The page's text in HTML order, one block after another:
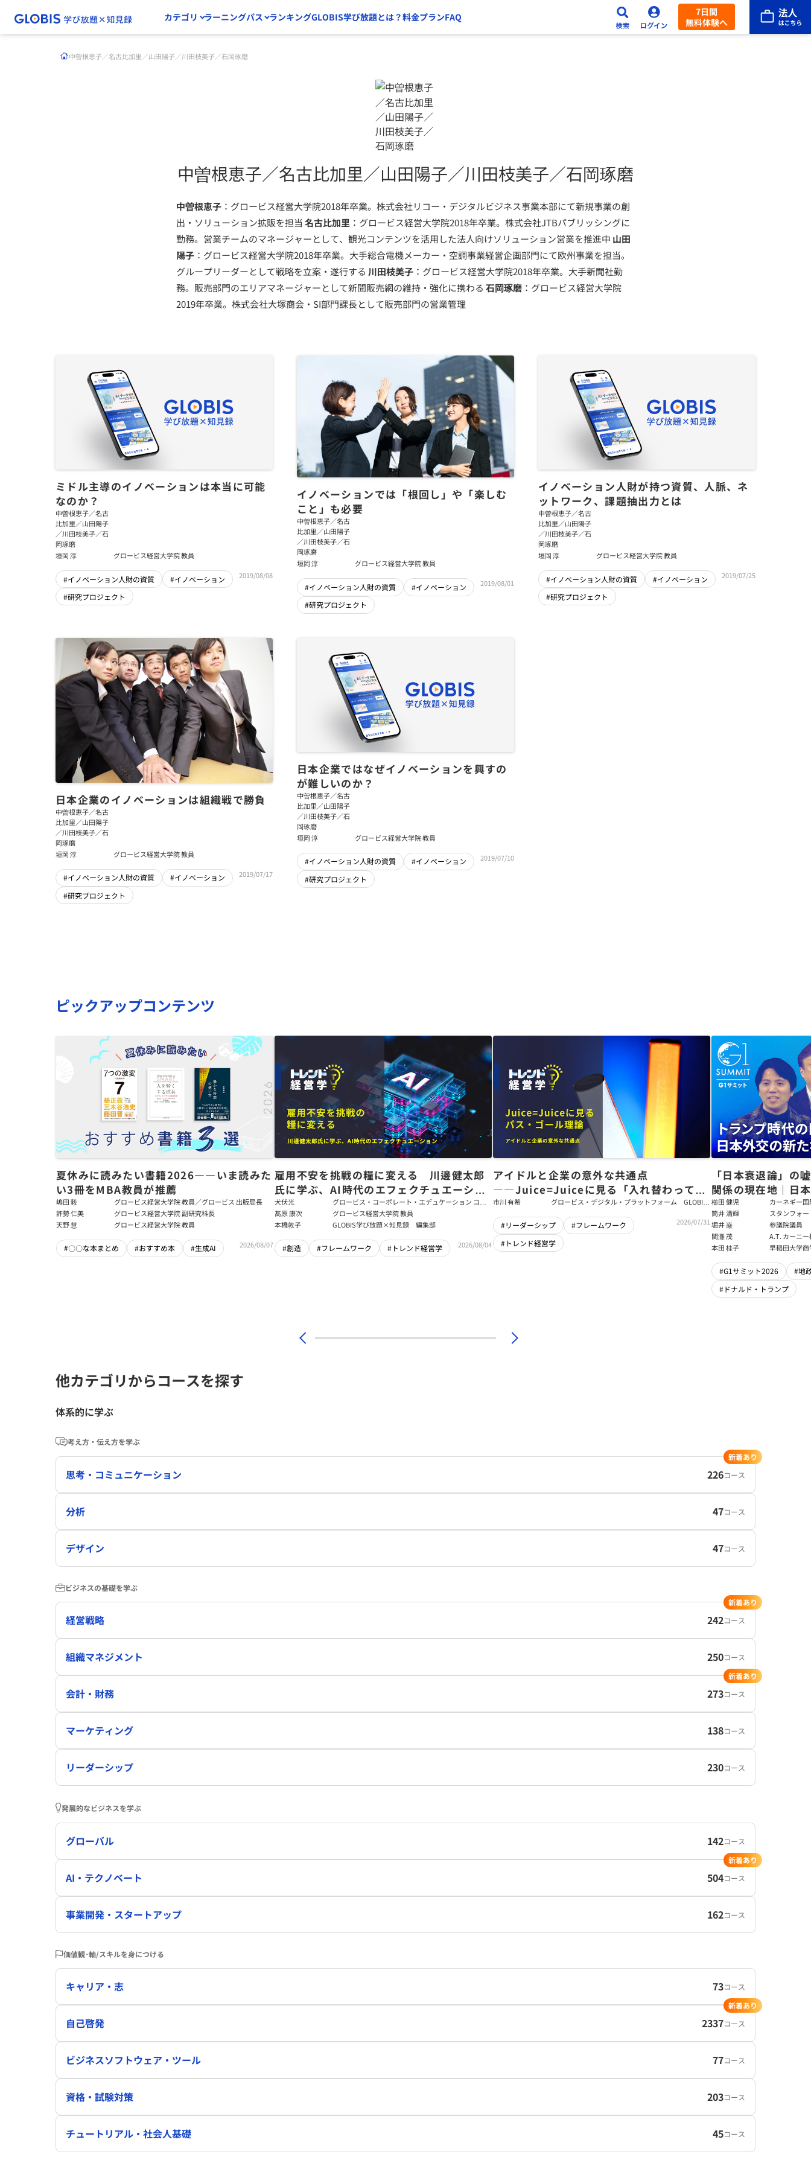
カテゴリ ラーニングパス ランキングGLOBIS学び放題とは？料金プランFAQ
7日間
無料体験へ
中曽根恵子／名古比加里／山田陽子／川田枝美子／石岡琢磨
中曽根恵子／名古比加里／山田陽子／川田枝美子／石岡琢磨
中曽根恵子 ：グロービス経営大学院2018年卒業。株式会社リコー・デジタルビジネス事業本部にて新規事業の創
出・ソリューション拡販を担当 名古比加里 ：グロービス経営大学院2018年卒業。株式会社JTBパブリッシングに
勤務。営業チームのマネージャーとして、観光コンテンツを活用した法人向けソリューション営業を推進中 山田
陽子 ：グロービス経営大学院2018年卒業。大手総合電機メーカー・空調事業経営企画部門にて欧州事業を担当。
グループリーダーとして戦略を立案・遂行する 川田枝美子 ：グロービス経営大学院2018年卒業。大手新聞社勤
務。販売部門のエリアマネージャーとして新聞販売網の維持・強化に携わる 石岡琢磨 ：グロービス経営大学院
2019年卒業。株式会社大塚商会・SI部門課長として販売部門の営業管理
ミドル主導のイノベーションは本当に可能
なのか？
中曽根恵子／名古
比加里／山田陽子
／川田枝美子／石
岡琢磨
垣岡 淳
グロービス経営大学院 教員
#イノベーション人財の資質
#イノベーション
#研究プロジェクト
2019/08/08
イノベーションでは「根回し」や「楽しむ
こと」も必要
中曽根恵子／名古
比加里／山田陽子
／川田枝美子／石
岡琢磨
垣岡 淳
グロービス経営大学院 教員
#イノベーション人財の資質
#イノベーション
#研究プロジェクト
2019/08/01
イノベーション人財が持つ資質、人脈、ネ
ットワーク、課題抽出力とは
中曽根恵子／名古
比加里／山田陽子
／川田枝美子／石
岡琢磨
垣岡 淳
グロービス経営大学院 教員
#イノベーション人財の資質
#イノベーション
#研究プロジェクト
2019/07/25
日本企業のイノベーションは組織戦で勝負
中曽根恵子／名古
比加里／山田陽子
／川田枝美子／石
岡琢磨
垣岡 淳
グロービス経営大学院 教員
#イノベーション人財の資質
#イノベーション
#研究プロジェクト
2019/07/17
日本企業ではなぜイノベーションを興すの
が難しいのか？
中曽根恵子／名古
比加里／山田陽子
／川田枝美子／石
岡琢磨
垣岡 淳
グロービス経営大学院 教員
#イノベーション人財の資質
#イノベーション
#研究プロジェクト
2019/07/10
ピックアップコンテンツ
夏休みに読みたい書籍2026――いま読みた
い3冊をMBA教員が推薦
嶋田 毅
グロービス経営大学院 教員／グロービス 出版局長
許勢 仁美
グロービス経営大学院 副研究科長
天野 慧
グロービス経営大学院 教員
#〇〇な本まとめ #おすすめ本 #生成AI 2026/08/07
雇用不安を挑戦の糧に変える 川邊健太郎
氏に学ぶ、AI時代のエフェクチュエーショ
ン
犬伏光
グロービス・コーポレート・エデュケーション コー
ポレート・ソリューション・チーム コンサルタント
髙原 康次
グロービス経営大学院 教員
本橋敦子
GLOBIS学び放題×知見録 編集部
#創造 #フレームワーク #トレンド経営学 2026/08/04
アイドルと企業の意外な共通点
――Juice=Juiceに見る「入れ替わっても
強いチーム」をつくるパス・ゴール理論
市川 有希
グロービス・デジタル・プラットフォーム GLOBIS
#リーダーシップ
#フレームワーク
#トレンド経営学
2026/07/31
「日本衰退論」の
関係の現在地｜日
戦略【櫛田健児×
輝】
櫛田 健児
カーネギー
ラムディレ
筒井 清輝
スタンフォ
大学アジア
フェロー
堀井 巌
参議院議員
関灘 茂
A.T. カーニ
本法人会長
本田 桂子 早稲田大学
#G1サミット2026
#地
#ドナルド・トランプ
他カテゴリからコースを探す
体系的に学ぶ
考え方・伝え方を学ぶ
思考・コミュニケーション 226コース
新着あり
分析 47コース
デザイン 47コース
ビジネスの基礎を学ぶ
経営戦略 242コース
新着あり
組織マネジメント 250コース
会計・財務 273コース
新着あり
マーケティング 138コース
リーダーシップ 230コース
発展的なビジネスを学ぶ
グローバル 142コース
AI・テクノベート 504コース
新着あり
事業開発・スタートアップ 162コース
価値観･軸/スキルを身につける
キャリア・志 73コース
自己啓発 2337コース
新着あり
ビジネスソフトウェア・ツール 77コース
資格・試験対策 203コース
チュートリアル・社会人基礎 45コース